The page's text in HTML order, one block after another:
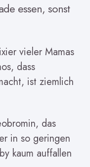
essen, sonst
vieler Mamas
dass
ist ziemlich
das
in so geringen
kaum auffallen